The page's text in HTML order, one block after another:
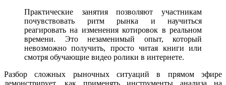
Практические занятия позволяют участникам
почувствовать ритм рынка и научиться
реагировать на изменения котировок в реальном
времени. Это незаменимый опыт, который
невозможно получить, просто читая книги или
смотря обучающие видео ролики в интернете.
Разбор сложных рыночных ситуаций в прямом эфире